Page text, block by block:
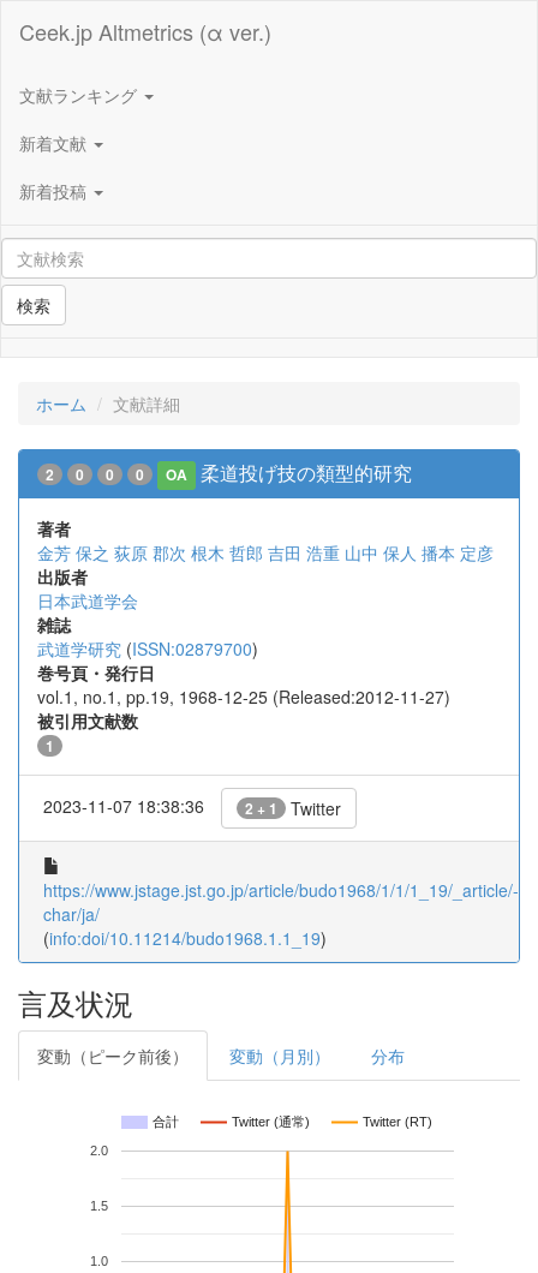
Ceek.jp Altmetrics (α ver.)
文献ランキング
新着文献
新着投稿
検索
ホーム 文献詳細
2 0 0 0 OA 柔道投げ技の類型的研究
著者
金芳 保之 荻原 郡次 根木 哲郎 吉田 浩重 山中 保人 播本 定彦
出版者
日本武道学会
雑誌
武道学研究 (ISSN:02879700)
巻号頁・発行日
vol.1, no.1, pp.19, 1968-12-25 (Released:2012-11-27)
被引用文献数
1
2023-11-07 18:38:36 2 + 1 Twitter
https://www.jstage.jst.go.jp/article/budo1968/1/1/1_19/_article/-
char/ja/
(info:doi/10.11214/budo1968.1.1_19)
言及状況
変動（ピーク前後） 変動（月別） 分布
合計 Twitter (通常) Twitter (RT)
1.0
1.5
2.0